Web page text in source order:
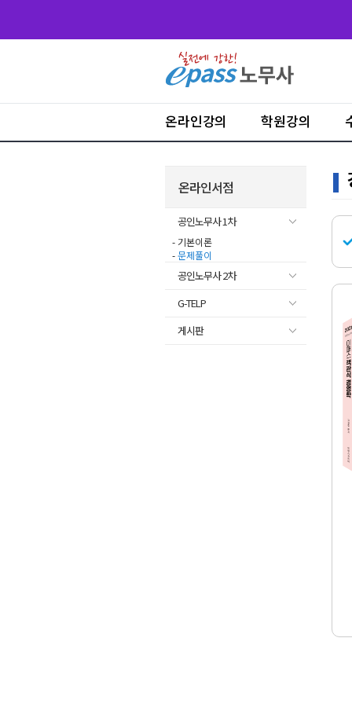
온라인강의 학원강의
온라인서점
공인노무사 1차
- 기본이론
-문제풀이
공인노무사 2차
G-TELP
게시판